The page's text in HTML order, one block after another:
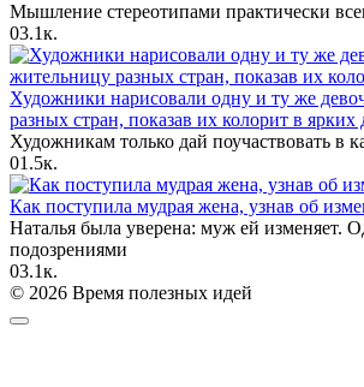
Мышление стереотипами практически
03.1к.
Художники нарисовали одну и ту же
разных стран, показав их колорит в ярких
Художникам только дай поучаствовать в
01.5к.
Как поступила мудрая жена, узнав об
Наталья была уверена: муж ей изменяет.
подозрениями
03.1к.
© 2026 Время полезных идей